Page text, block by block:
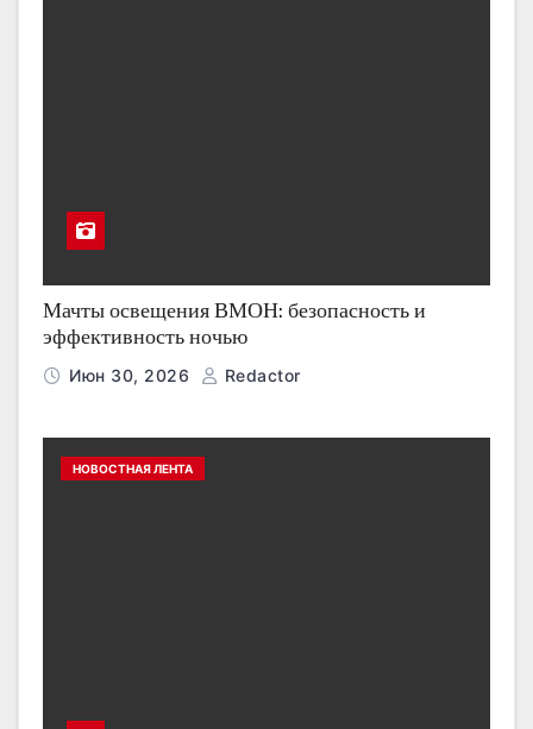
Мачты освещения ВМОН: безопасность и
эффективность ночью
Июн 30, 2026 Redactor
НОВОСТНАЯ ЛЕНТА